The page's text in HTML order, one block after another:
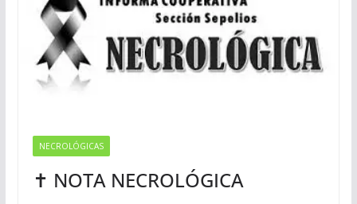
NECROLÓGICAS
✝ NOTA NECROLÓGICA